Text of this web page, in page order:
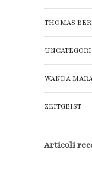
THOMAS
WANDA
ZEITGEIST
Articoli